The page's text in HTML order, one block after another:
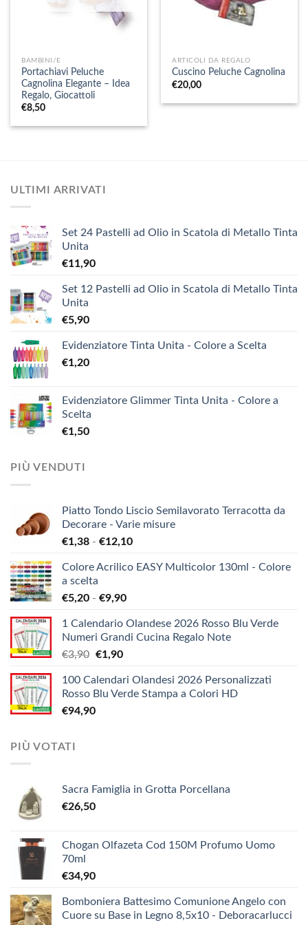
BAMBINI/E
Portachiavi Peluche
Cagnolina Elegante – Idea
Regalo, Giocattoli
€8,50
ARTICOLI DA REGALO
Cuscino Peluche Cagnolina
€20,00
ULTIMI ARRIVATI
Set 24 Pastelli ad Olio in Scatola di Metallo Tinta
Unita
€11,90
Set 12 Pastelli ad Olio in Scatola di Metallo Tinta
Unita
€5,90
Evidenziatore Tinta Unita - Colore a Scelta
€1,20
Evidenziatore Glimmer Tinta Unita - Colore a
Scelta
€1,50
PIÙ VENDUTI
Piatto Tondo Liscio Semilavorato Terracotta da
Decorare - Varie misure
€1,38 - €12,10Fascia
prezzo:
€12,10
Colore Acrilico EASY Multicolor 130ml - Colore
a scelta
€5,20 - €9,90Fascia
prezzo:
da
€9,90
1 Calendario Olandese 2026 Rosso Blu Verde
Numeri Grandi Cucina Regalo Note
€3,90 Il
originale
era:
€3,90.
€1,90Il
attuale
è:
100 Calendari Olandesi 2026 Personalizzati
Rosso Blu Verde Stampa a Colori HD
€94,90
PIÙ VOTATI
Sacra Famiglia in Grotta Porcellana
€26,50
Chogan Olfazeta Cod 150M Profumo Uomo
70ml
€34,90
Bomboniera Battesimo Comunione Angelo con
Cuore su Base in Legno 8,5x10 - Deboracarlucci